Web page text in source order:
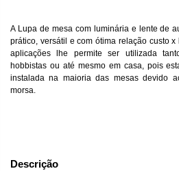
A Lupa de mesa com luminária e lente de
prático, versátil e com ótima relação custo
aplicações lhe permite ser utilizada
hobbistas ou até mesmo em casa, pois
instalada na maioria das mesas devido
morsa.
Descrição